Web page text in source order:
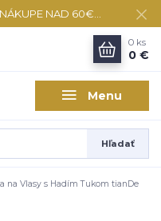
NAD 60€...
Menu
Hľadať
0 ks
0 €
na Vlasy s Hadím Tukom tianDe